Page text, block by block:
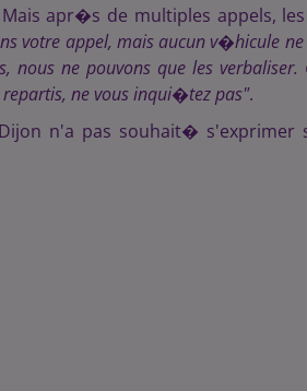
apr�s de multiples appels,
votre appel, mais aucun v�hicule
nous ne pouvons que les
ne vous inqui�tez pas".
n'a pas souhait�